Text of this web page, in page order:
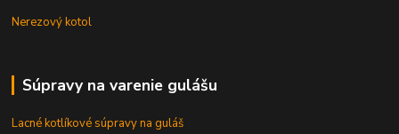
Nerezový kotol
Súpravy na varenie gulášu
Lacné kotlíkové súpravy na guláš